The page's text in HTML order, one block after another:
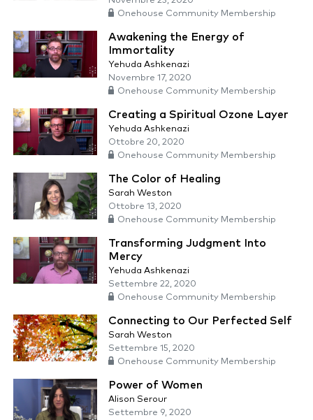
Onehouse Community Membership
Awakening the Energy of
Immortality
Yehuda Ashkenazi
Novembre 17, 2020
Onehouse Community Membership
Creating a Spiritual Ozone Layer
Yehuda Ashkenazi
Ottobre 20, 2020
Onehouse Community Membership
The Color of Healing
Sarah Weston
Ottobre 13, 2020
Onehouse Community Membership
Transforming Judgment Into
Mercy
Yehuda Ashkenazi
Settembre 22, 2020
Onehouse Community Membership
Connecting to Our Perfected Self
Sarah Weston
Settembre 15, 2020
Onehouse Community Membership
Power of Women
Alison Serour
Settembre 9, 2020